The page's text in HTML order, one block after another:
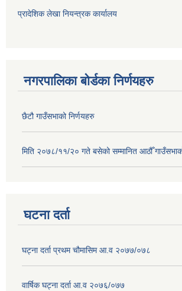
प्रादेशिक लेखा नियन्त्रक कार्यालय
नगरपालिका बोर्डका निर्णयहरु
छैटौ गाउँसभाको निर्णयहरु
मिति २०७८/११/२० गते बसेको सम्मानित आठौँ
घटना दर्ता
घट्ना दर्ता प्रथम चौमासिम आ.व २०७७/०७८
वार्षिक घट्ना दर्ता आ.व २०७६/०७७